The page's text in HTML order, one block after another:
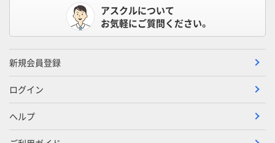
アスクルについて
お気軽にご質問ください。
新規会員登録
ログイン
ヘルプ